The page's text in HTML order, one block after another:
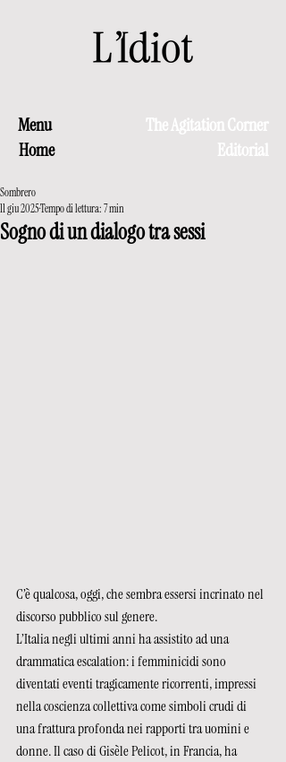
Menu
The Agitation Corner
Home
Editorial
Sogno di un dialogo tra sessi
Sombrero
11 giu 2025Tempo di lettura: 7 min
C’è qualcosa, oggi, che sembra essersi incrinato nel
discorso pubblico sul genere.
L’Italia negli ultimi anni ha assistito ad una
drammatica escalation: i femminicidi sono
diventati eventi tragicamente ricorrenti, impressi
nella coscienza collettiva come simboli crudi di
una frattura profonda nei rapporti tra uomini e
donne. Il caso di Gisèle Pelicot, in Francia, ha